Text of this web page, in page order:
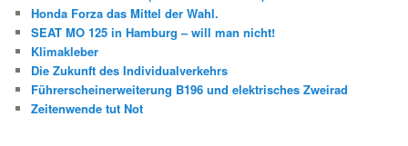
Honda Forza das Mittel der Wahl.
SEAT MO 125 in Hamburg – will man nicht!
Klimakleber
Die Zukunft des Individualverkehrs
Führerscheinerweiterung B196 und elektrisches Zweirad
Zeitenwende tut Not